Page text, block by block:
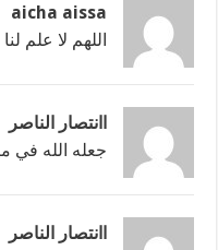
aicha aissa
اللهم لا علم لنا
اانتصار الناصر
جعله الله في
اانتصار الناصر